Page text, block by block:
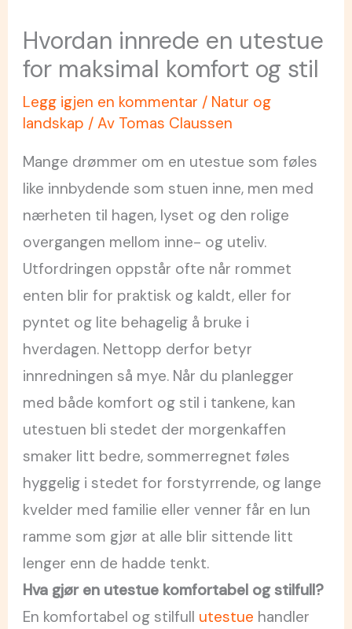
Hvordan innrede en utestue
for maksimal komfort og stil
Legg igjen en kommentar / Natur og
landskap / Av Tomas Claussen
Mange drømmer om en utestue som føles
like innbydende som stuen inne, men med
nærheten til hagen, lyset og den rolige
overgangen mellom inne- og uteliv.
Utfordringen oppstår ofte når rommet
enten blir for praktisk og kaldt, eller for
pyntet og lite behagelig å bruke i
hverdagen. Nettopp derfor betyr
innredningen så mye. Når du planlegger
med både komfort og stil i tankene, kan
utestuen bli stedet der morgenkaffen
smaker litt bedre, sommerregnet føles
hyggelig i stedet for forstyrrende, og lange
kvelder med familie eller venner får en lun
ramme som gjør at alle blir sittende litt
lenger enn de hadde tenkt.
Hva gjør en utestue komfortabel og stilfull?
En komfortabel og stilfull utestue handler